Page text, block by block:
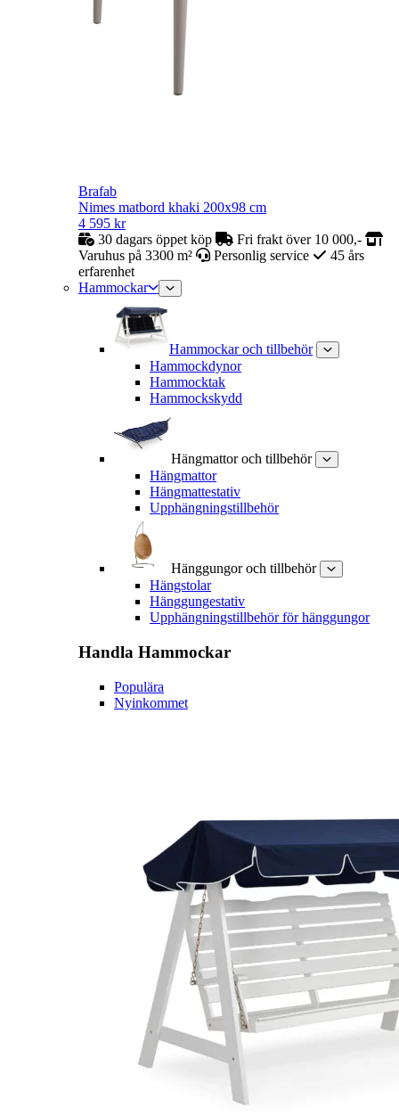
Brafab
Nimes matbord khaki 200x98 cm
4 595 kr
30 dagars öppet köp
Fri frakt över 10 000,-
Varuhus på 3300 m²
Personlig service
45 års
erfarenhet
Hammockar
Hammockar och tillbehör
Hammockdynor
Hammocktak
Hammockskydd
Hängmattor och tillbehör
Hängmattor
Hängmattestativ
Upphängningstillbehör
Hänggungor och tillbehör
Hängstolar
Hänggungestativ
Upphängningstillbehör för hänggungor
Handla Hammockar
Populära
Nyinkommet